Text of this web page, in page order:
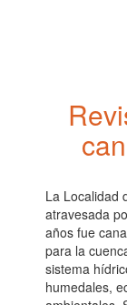
La Localidad
atravesada
años fue
para la
sistema
humedales,